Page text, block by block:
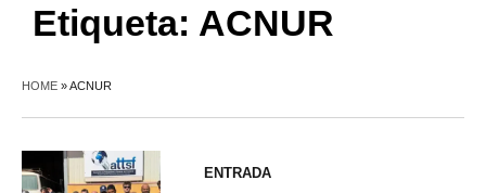
Etiqueta: ACNUR
HOME »ACNUR
ENTRADA